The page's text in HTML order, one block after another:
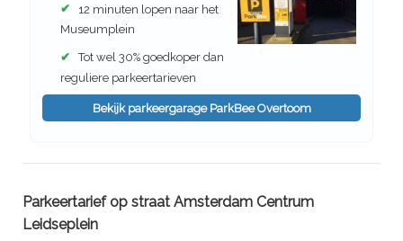
✔
12 minuten lopen naar het
Museumplein
✔ Tot wel 30% goedkoper dan
reguliere parkeertarieven
Bekijk parkeergarage ParkBee Overtoom
Parkeertarief op straat Amsterdam Centrum
Leidseplein